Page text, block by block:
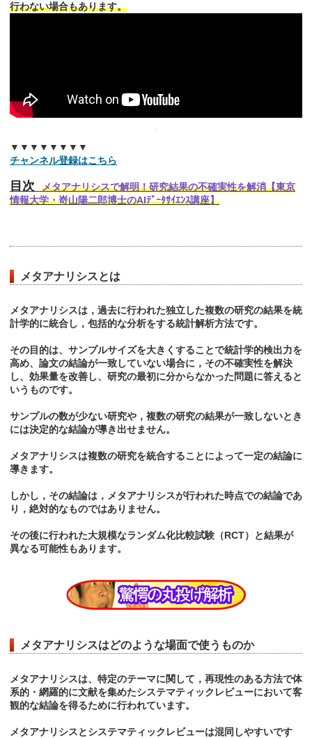
行わない場合もあります。
▼▼▼▼▼▼▼▼
チャンネル登録はこちら
目次
メタアナリシスで解明！研究結果の不確実性を解消【東京
情報大学・嵜山陽二郎博士のAIﾃﾞｰﾀｻｲｴﾝｽ講座】
メタアナリシスとは
メタアナリシスは，過去に行われた独立した複数の研究の結果を統
計学的に統合し，包括的な分析をする統計解析方法です。
その目的は、サンプルサイズを大きくすることで統計学的検出力を
高め、論文の結論が一致していない場合に，その不確実性を解決
し、効果量を改善し、研究の最初に分からなかった問題に答えると
いうものです。
サンプルの数が少ない研究や，複数の研究の結果が一致しないとき
には決定的な結論が導き出せません。
メタアナリシスは複数の研究を統合することによって一定の結論に
導きます。
しかし，その結論は，メタアナリシスが行われた時点での結論であ
り，絶対的なものではありません。
その後に行われた大規模なランダム化比較試験（RCT）と結果が
異なる可能性もあります。
メタアナリシスはどのような場面で使うものか
メタアナリシスは、特定のテーマに関して，再現性のある方法で体
系的・網羅的に文献を集めたシステマティックレビューにおいて客
観的な結論を得るために行われています。
メタアナリシスとシステマティックレビューは混同しやすいです